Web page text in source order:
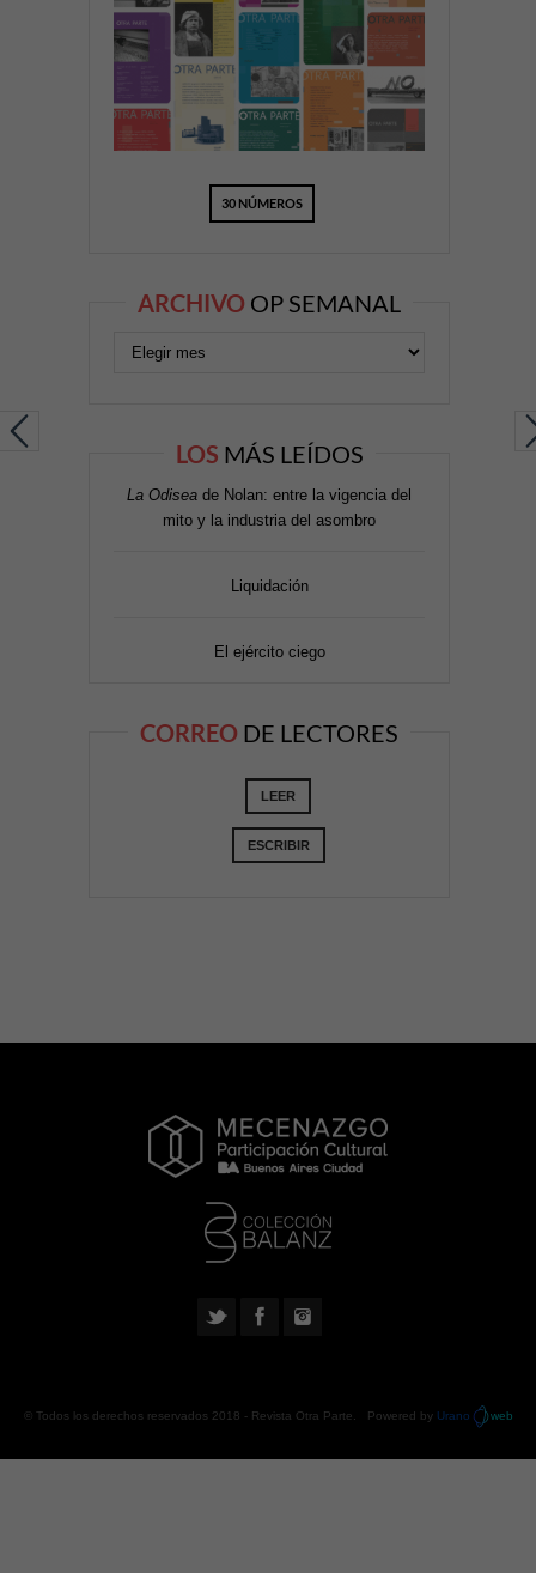
30 NÚMEROS
ARCHIVO OP SEMANAL
LOS MÁS LEÍDOS
La Odisea de Nolan: entre la vigencia del
mito y la industria del asombro
Liquidación
El ejército ciego
CORREO DE LECTORES
LEER
ESCRIBIR
© Todos los derechos reservados 2018 - Revista Otra Parte . Powered by Urano web